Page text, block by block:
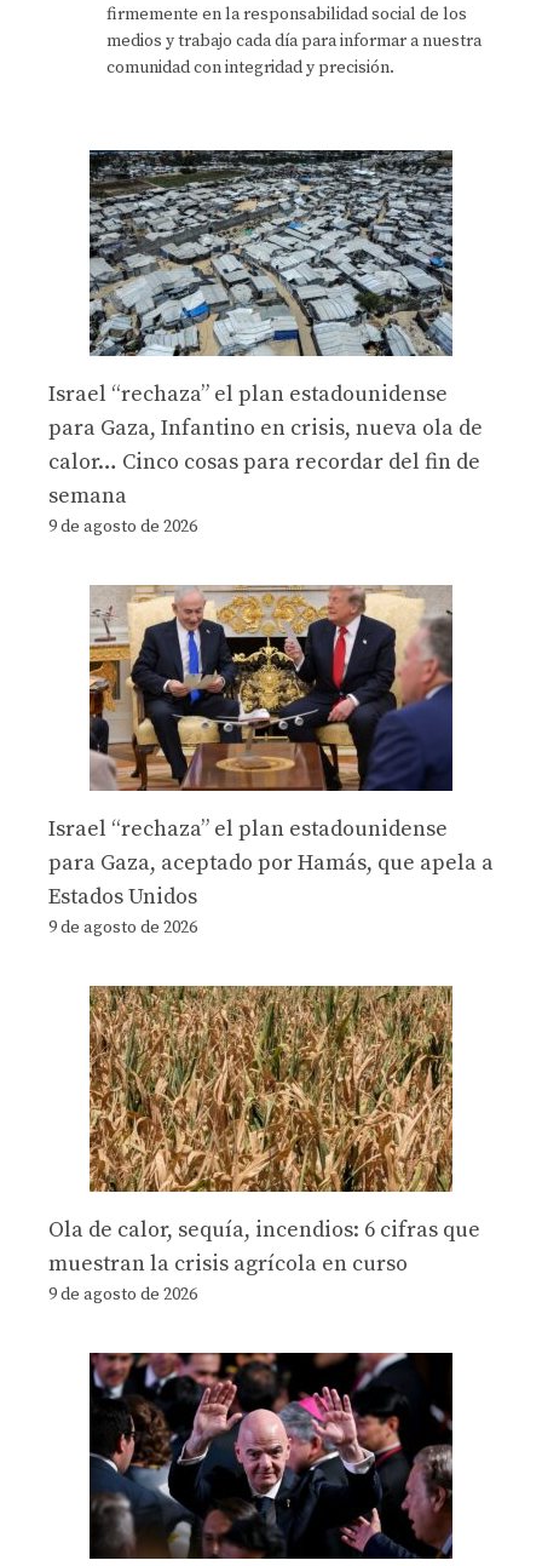
firmemente en la responsabilidad social de los
medios y trabajo cada día para informar a nuestra
comunidad con integridad y precisión.
Israel “rechaza” el plan estadounidense
para Gaza, Infantino en crisis, nueva ola de
calor… Cinco cosas para recordar del fin de
semana
9 de agosto de 2026
Israel “rechaza” el plan estadounidense
para Gaza, aceptado por Hamás, que apela a
Estados Unidos
9 de agosto de 2026
Ola de calor, sequía, incendios: 6 cifras que
muestran la crisis agrícola en curso
9 de agosto de 2026